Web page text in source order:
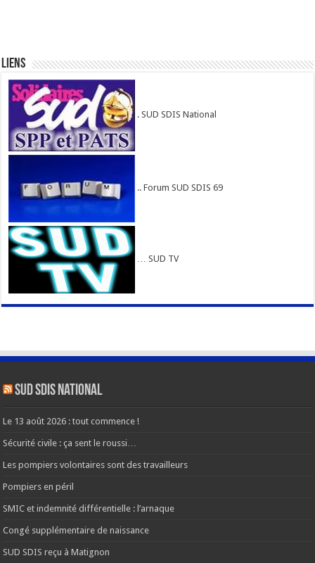
Liens
. SUD SDIS National
.. Forum SUD SDIS 69
… SUD TV
SUD SDIS national
Le 13 août 2026 : tout commence !
Sécurité civile : ça sent le roussi…
Les pompiers volontaires sont des travailleurs
Pompiers en péril
SMIC et indemnité différentielle : l’arnaque
Congé supplémentaire de naissance
SUD SDIS reçu à Matignon